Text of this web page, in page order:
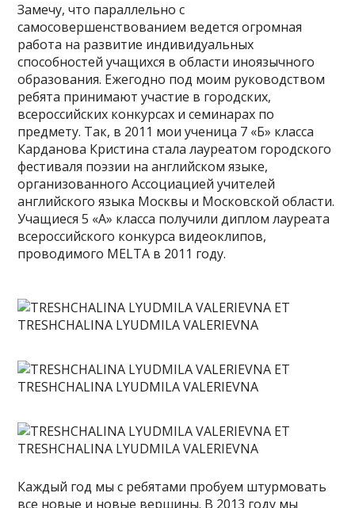
Замечу, что параллельно с
самосовершенствованием ведется огромная
работа на развитие индивидуальных
способностей учащихся в области иноязычного
образования. Ежегодно под моим руководством
ребята принимают участие в городских,
всероссийских конкурсах и семинарах по
предмету. Так, в 2011 мои ученица 7 «Б» класса
Карданова Кристина стала лауреатом городского
фестиваля поэзии на английском языке,
организованного Ассоциацией учителей
английского языка Москвы и Московской области.
Учащиеся 5 «А» класса получили диплом лауреата
всероссийского конкурса видеоклипов,
проводимого MELTA в 2011 году.
Каждый год мы с ребятами пробуем штурмовать
все новые и новые вершины. В 2013 году мы